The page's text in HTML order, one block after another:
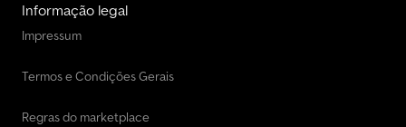
Informação legal
Impressum
Termos e Condições Gerais
Regras do marketplace